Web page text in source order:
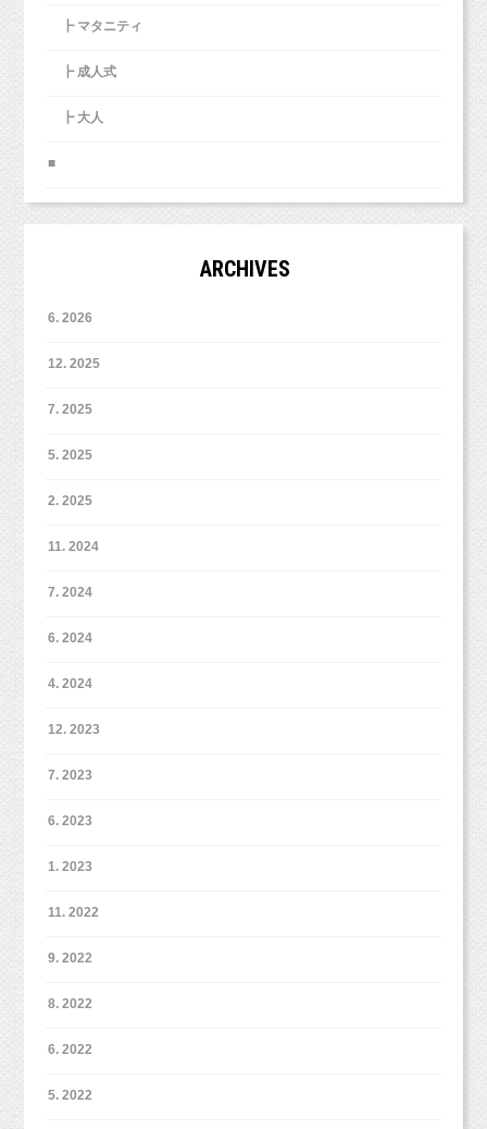
┣ マタニティ
┣ 成人式
┣ 大人
■
ARCHIVES
6. 2026
12. 2025
7. 2025
5. 2025
2. 2025
11. 2024
7. 2024
6. 2024
4. 2024
12. 2023
7. 2023
6. 2023
1. 2023
11. 2022
9. 2022
8. 2022
6. 2022
5. 2022